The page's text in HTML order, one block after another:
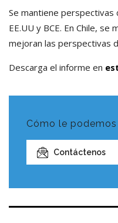
Se mantiene
EE.UU y BCE. En Chile, se
mejoran las perspectivas
Descarga el informe en
Cómo le
Contáctenos